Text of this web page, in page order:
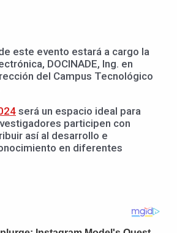
este evento estará a cargo la
DOCINADE, Ing. en
del Campus Tecnológico
será un espacio ideal para
participen con
así al desarrollo e
en diferentes